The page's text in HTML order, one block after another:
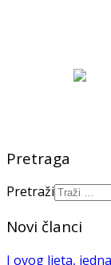
Pretraga
Pretraži
Novi članci
I ovog ljeta,